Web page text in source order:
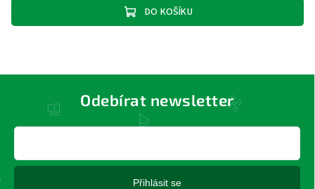
DO KOŠÍKU
Odebírat newsletter
Přihlásit se